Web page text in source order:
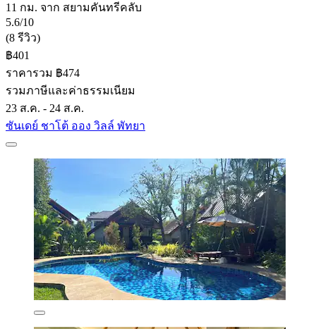
11 กม. จาก สยามคันทรีคลับ
5.6/10
(8 รีวิว)
฿401
ราคารวม ฿474
รวมภาษีและค่าธรรมเนียม
23 ส.ค. - 24 ส.ค.
ซันเดย์ ชาโต้ ออง วิลล์ พัทยา